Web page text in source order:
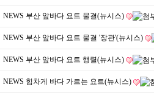
NEWS 부산 앞바다 요트 물결(뉴시스)
NEWS 부산 앞바다 요트 물결 '장관'(뉴시스)
NEWS 부산 앞바다 요트 행렬(뉴시스)
NEWS 힘차게 바다 가르는 요트(뉴시스)